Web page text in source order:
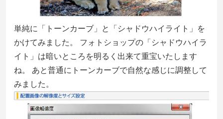
単純に「トーンカーブ」と「シャドウハイライト」を
かけてみました。 フォトショップの「シャドウハイラ
イト」は暗いところを明るく出来て重宝いたします
ね。 あと普通にトーンカーブで自然な感じに調整して
みました。